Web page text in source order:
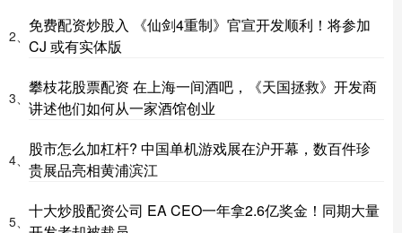
2、
免费配资炒股入 《仙剑4重制》官宣开发顺利！将参加
CJ 或有实体版
3、
攀枝花股票配资 在上海一间酒吧，《天国拯救》开发商
讲述他们如何从一家酒馆创业
4、
股市怎么加杠杆? 中国单机游戏展在沪开幕，数百件珍
贵展品亮相黄浦滨江
5、
十大炒股配资公司 EA CEO一年拿2.6亿奖金！同期大量